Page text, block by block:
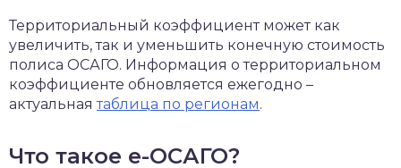
Территориальный коэффициент может как
увеличить, так и уменьшить конечную стоимость
полиса ОСАГО. Информация о территориальном
коэффициенте обновляется ежегодно –
актуальнаятаблица по регионам.
Что такое е-ОСАГО?